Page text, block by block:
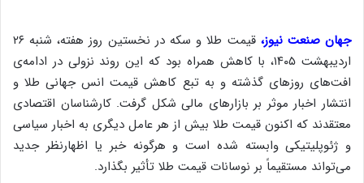
جهان صنعت نیوز،
قیمت طلا و سکه در نخستین روز هفته، شنبه ۲۶
اردیبهشت ۱۴۰۵، با کاهش همراه بود که این روند نزولی در ادامه‌ی
افت‌های روزهای گذشته و به تبع کاهش قیمت انس جهانی طلا و
انتشار اخبار موثر بر بازارهای مالی شکل گرفت. کارشناسان اقتصادی
معتقدند که اکنون قیمت طلا بیش از هر عامل دیگری به اخبار سیاسی
و ژئوپلیتیکی وابسته شده است و هرگونه خبر یا اظهارنظر جدید
می‌تواند مستقیماً بر نوسانات قیمت طلا تأثیر بگذارد.